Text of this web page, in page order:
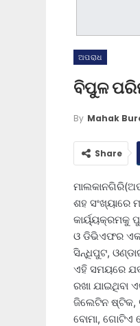
ଅପରାଧ
ବିପୁଳ
By Mahak
Share
ଶହ ସଂଖ୍ୟାରେ
କାର୍ୟ୍ୟକ୍ରମକୁ
ଓ ଡିଭିଏଫର ଏକ
ସିନ୍ଧିପୁଟ,
ଏହି ସମୟରେ
ରଖା ଯାଇଥିବା
ଜିଲେଟିନ ଷ୍ଟିକ,
ବୋମା, ଗୋଟିଏ